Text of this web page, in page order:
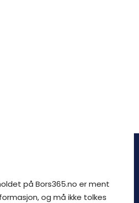
på Bors365.no er ment
og må ikke tolkes